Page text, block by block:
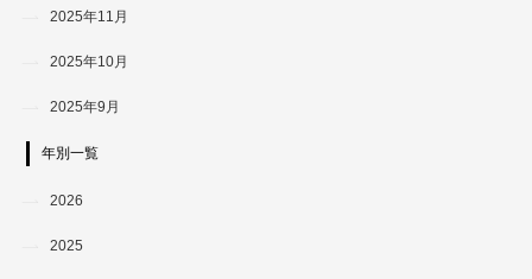
2025年11月
2025年10月
2025年9月
年別一覧
2026
2025